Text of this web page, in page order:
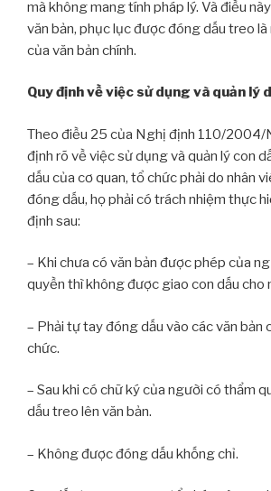
mà không mang tính pháp lý. Và điều
văn bản, phục lục được đóng dấu treo
của văn bản chính.
Quy định về việc sử dụng và quản lý
Theo điều 25 của Nghị định 110/2004/
định rõ về việc sử dụng và quản lý con
dấu của cơ quan, tổ chức phải do nhân
đóng dấu, họ phải có trách nhiệm thực
định sau:
– Khi chưa có văn bản được phép của
quyền thì không được giao con dấu cho
– Phải tự tay đóng dấu vào các văn bản
chức.
– Sau khi có chữ ký của người có thẩm
dấu treo lên văn bản.
– Không được đóng dấu khống chỉ.